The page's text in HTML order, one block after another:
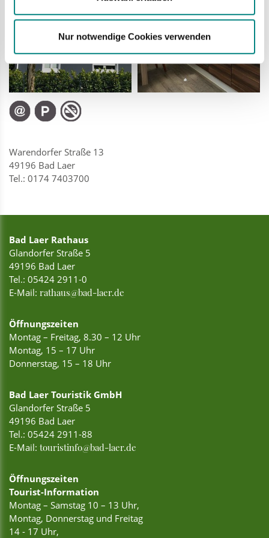
Nur notwendige Cookies verwenden
Warendorfer Straße 13
49196 Bad Laer
Tel.: 0174 7403700
Bad Laer Rathaus
Glandorfer Straße 5
49196 Bad Laer
Tel.: 05424 2911-0
E-Mail: rathaus@bad-laer.de
Öffnungszeiten
Montag – Freitag, 8.30 – 12 Uhr
Montag, 15 – 17 Uhr
Donnerstag, 15 – 18 Uhr
Bad Laer Touristik GmbH
Glandorfer Straße 5
49196 Bad Laer
Tel.: 05424 2911-88
E-Mail: touristinfo@bad-laer.de
Öffnungszeiten
Tourist-Information
Montag – Samstag 10 – 13 Uhr,
Montag, Donnerstag und Freitag
14 - 17 Uhr,